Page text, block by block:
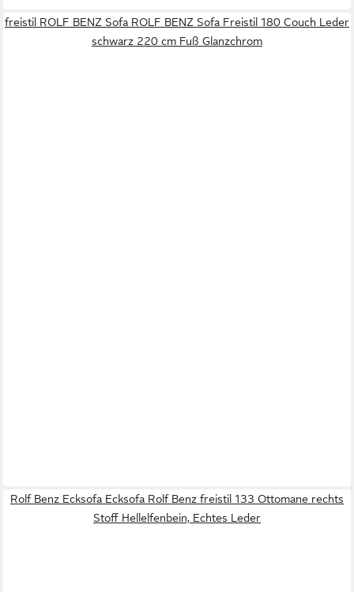
freistil ROLF BENZ Sofa ROLF BENZ Sofa Freistil 180 Couch Leder
schwarz 220 cm Fuß Glanzchrom
Rolf Benz Ecksofa Ecksofa Rolf Benz freistil 133 Ottomane rechts
Stoff Hellelfenbein, Echtes Leder